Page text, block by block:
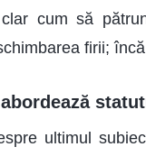
cum să
firii;
ultimul